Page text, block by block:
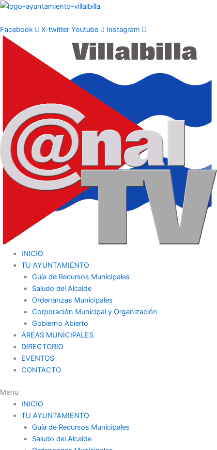
Ir
contenido
Facebook X-twitter Youtube Instagram
INICIO
TU AYUNTAMIENTO
Guía de Recursos Municipales
Saludo del Alcalde
Ordenanzas Municipales
Corporación Municipal y Organización
Gobierno Abierto
ÁREAS MUNICIPALES
DIRECTORIO
EVENTOS
CONTACTO
Menu
INICIO
TU AYUNTAMIENTO
Guía de Recursos Municipales
Saludo del Alcalde